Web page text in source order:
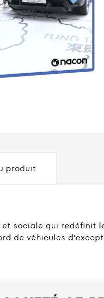
produit
sociale qui redéfinit
de véhicules